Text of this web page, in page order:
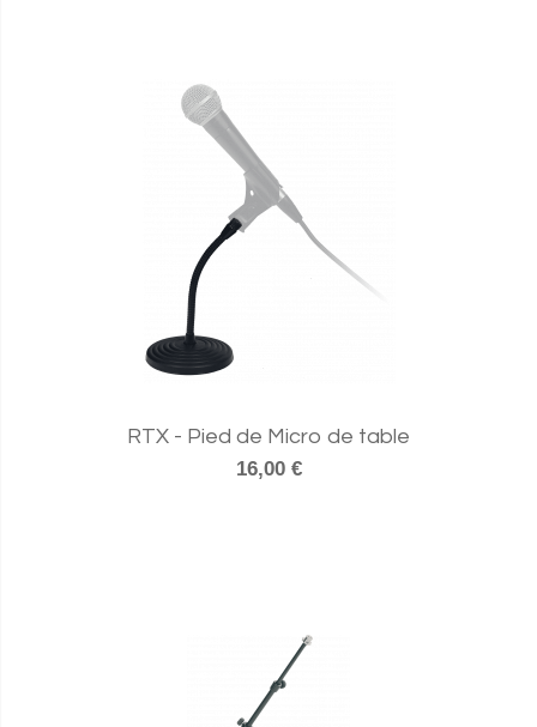
RTX - Pied de Micro de table
16,00 €